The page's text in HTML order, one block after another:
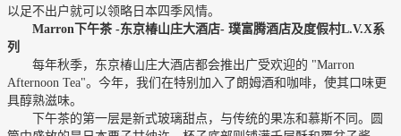
以足不出户就可以领略日本四季风情。
Marron 下午茶 -东京椿山庄大酒店- 璞富腾酒店及度假村L.V.X系
列
每年秋季，东京椿山庄大酒店都会推出广受欢迎的 "Marron
Afternoon Tea"。今年，我们在特别加入了朗姆酒和咖啡，使其口味更
具醇熟滋味。
下午茶的第一层是新式玻璃甜点，与传统的果冻和慕斯不同。圆